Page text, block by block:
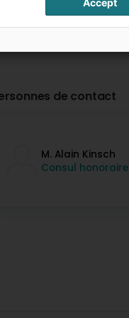
de contact
M. Alain Kinsch
Consul honoraire
Accept